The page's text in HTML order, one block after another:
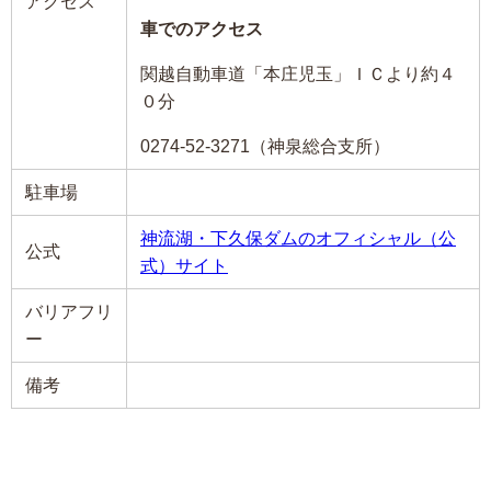
車でのアクセス
関越自動車道「本庄児玉」ＩＣより約４
０分
0274-52-3271（神泉総合支所）
駐車場
公式
神流湖・下久保ダムのオフィシャル（公
式）サイト
バリアフリ
ー
備考